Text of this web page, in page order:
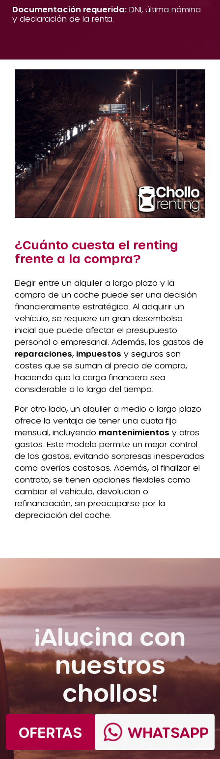
Documentación requerida: DNI, última nómina
y declaración de la renta.
¿Cuánto cuesta el renting
frente a la compra?
Elegir entre un alquiler a largo plazo y la
compra de un coche puede ser una decisión
financieramente estratégica. Al adquirir un
vehículo, se requiere un gran desembolso
inicial que puede afectar el presupuesto
personal o empresarial. Además, los gastos de
reparaciones, impuestos y seguros son
costes que se suman al precio de compra,
haciendo que la carga financiera sea
considerable a lo largo del tiempo.
Por otro lado, un alquiler a medio o largo plazo
ofrece la ventaja de tener una cuota fija
mensual, incluyendo mantenimientos y otros
gastos. Este modelo permite un mejor control
de los gastos, evitando sorpresas inesperadas
como averías costosas. Además, al finalizar el
contrato, se tienen opciones flexibles como
cambiar el vehículo, devolucion o
refinanciación, sin preocuparse por la
depreciación del coche.
¡Alucina con
nuestros
chollos!
OFERTAS WHATSAPP